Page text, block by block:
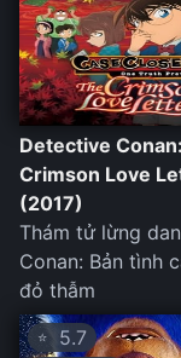
Detective Conan:
Crimson Love
(2017)
Thám tử lừng
Conan: Bản tình
đỏ thẫm
⭐ 5.7